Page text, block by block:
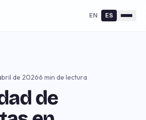
EN ES
de 2026·6 min de lectura
de